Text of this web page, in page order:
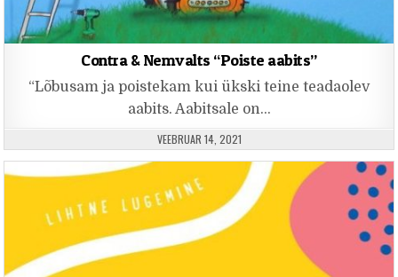
Contra & Nemvalts “Poiste aabits”
“Lõbusam ja poistekam kui ükski teine teadaolev
aabits. Aabitsale on…
PUBLISHED DATE:
VEEBRUAR 14, 2021